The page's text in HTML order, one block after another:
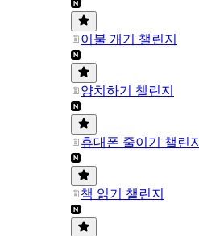
이불 개기 챌린지
양치하기 챌린지
휴대폰 줄이기 챌린지
책 읽기 챌린지